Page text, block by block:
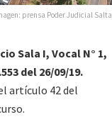
prensa Poder Judicial Salta
Sala I, Vocal N° 1,
del 26/09/19.
artículo 42 del